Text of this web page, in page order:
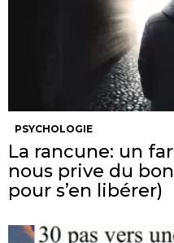
PSYCHOLOGIE
La rancune: un
nous prive du
pour s’en libérer)